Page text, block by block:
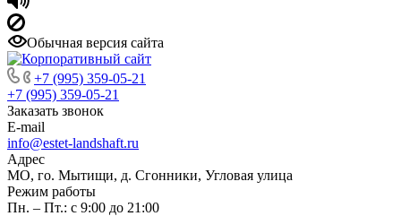
Обычная версия сайта
+7 (995) 359-05-21
+7 (995) 359-05-21
Заказать звонок
E-mail
info@estet-landshaft.ru
Адрес
МО, го. Мытищи, д. Сгонники, Угловая улица
Режим работы
Пн. – Пт.: с 9:00 до 21:00